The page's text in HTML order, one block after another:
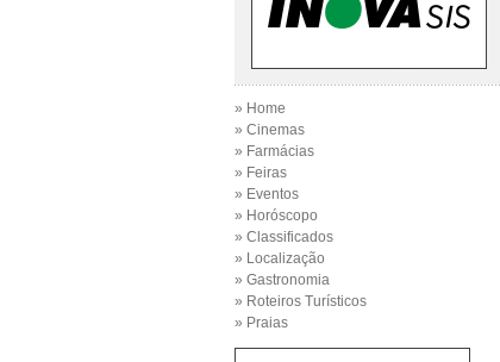
» Home
» Cinemas
» Farmácias
» Feiras
» Eventos
» Horóscopo
» Classificados
» Localização
» Gastronomia
» Roteiros Turísticos
» Praias